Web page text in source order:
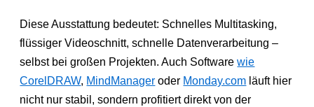
Diese Ausstattung bedeutet: Schnelles Multitasking,
flüssiger Videoschnitt, schnelle Datenverarbeitung –
selbst bei großen Projekten. Auch Softwarewie
CorelDRAW, MindManager oder Monday.com läuft hier
nicht nur stabil, sondern profitiert direkt von der